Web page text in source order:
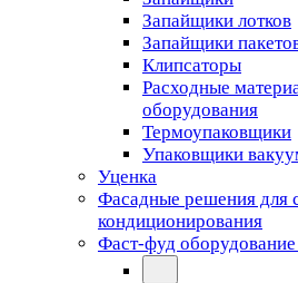
Запайщики лотков
Запайщики
Клипсаторы
Расходные
оборудования
Термоупаковщики
Упаковщики
Уценка
Фасадные решения для
кондиционирования
Фаст-фуд оборудование